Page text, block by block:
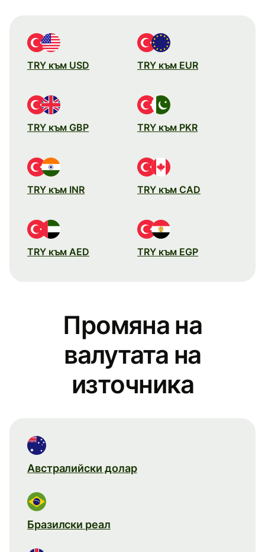
TRY към USD TRY към EUR
TRY към GBP TRY към PKR
TRY към INR TRY към CAD
TRY към AED TRY към EGP
Промяна на
валутата на
източника
Австралийски долар
Бразилски реал